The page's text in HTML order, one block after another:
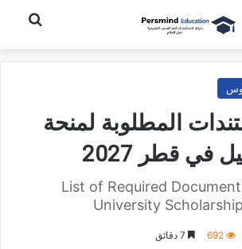
بحث عن
المطلوبة لمنحة
قطر 2027
List of Required
University
692